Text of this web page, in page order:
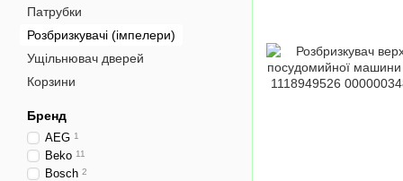
Патрубки
Розбризкувачі (імпелери)
Ущільнювач дверей
Корзини
Бренд
AEG 1
Beko 11
Bosch 2